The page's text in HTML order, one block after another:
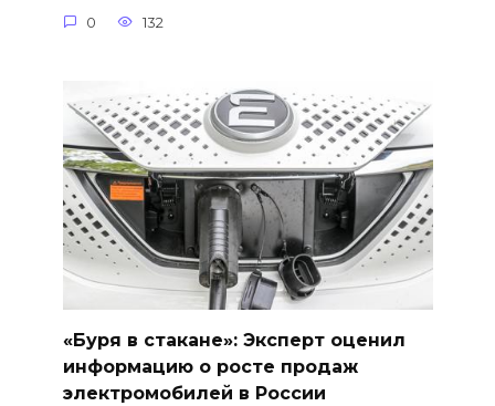
0 132
«Буря в стакане»: Эксперт оценил
информацию о росте продаж
электромобилей в России